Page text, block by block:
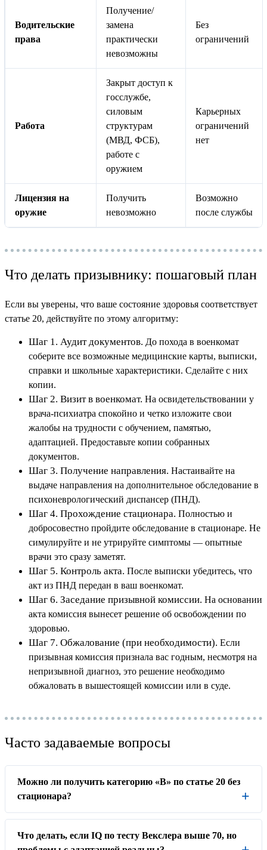
Водительские
права
Получение/
замена
практически
невозможны
Без
ограничений
Работа
Закрыт доступ к
госслужбе,
силовым
структурам
(МВД, ФСБ),
работе с
оружием
Карьерных
ограничений
нет
Лицензия на
оружие
Получить
невозможно
Возможно
после службы
Что делать призывнику: пошаговый план
Если вы уверены, что ваше состояние здоровья соответствует
статье 20, действуйте по этому алгоритму:
Шаг 1. Аудит документов. До похода в военкомат
соберите все возможные медицинские карты, выписки,
справки и школьные характеристики. Сделайте с них
копии.
Шаг 2. Визит в военкомат. На освидетельствовании у
врача-психиатра спокойно и четко изложите свои
жалобы на трудности с обучением, памятью,
адаптацией. Предоставьте копии собранных
документов.
Шаг 3. Получение направления. Настаивайте на
выдаче направления на дополнительное обследование в
психоневрологический диспансер (ПНД).
Шаг 4. Прохождение стационара. Полностью и
добросовестно пройдите обследование в стационаре. Не
симулируйте и не утрируйте симптомы — опытные
врачи это сразу заметят.
Шаг 5. Контроль акта. После выписки убедитесь, что
акт из ПНД передан в ваш военкомат.
Шаг 6. Заседание призывной комиссии. На основании
акта комиссия вынесет решение об освобождении по
здоровью.
Шаг 7. Обжалование (при необходимости). Если
призывная комиссия признала вас годным, несмотря на
непризывной диагноз, это решение необходимо
обжаловать в вышестоящей комиссии или в суде.
Часто задаваемые вопросы
Можно ли получить категорию «В» по статье 20 без
стационара?
Что делать, если IQ по тесту Векслера выше 70, но